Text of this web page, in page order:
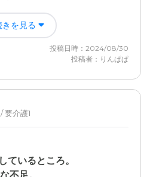
たことであるが、食事が決して
。コメの調理、おかずとも料金
聞いている。運営会社を変更し
きを見る
投稿日時：2024/08/30
投稿者：りんぱぱ
要介護1
ているところ。